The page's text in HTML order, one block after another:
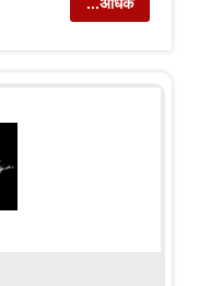
...अधिक